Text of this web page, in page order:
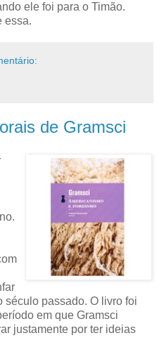
ele foi para o Timão.
essa.
de Gramsci
século passado. O livro foi
em que Gramsci
justamente por ter ideias